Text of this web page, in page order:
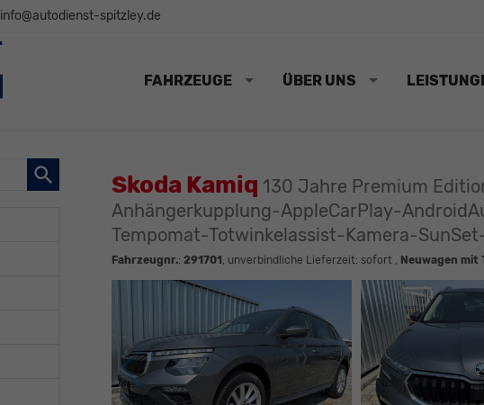
info@autodienst-spitzley.de
FAHRZEUGE ÜBER UNS
Skoda Kamiq 130 Jahre Premium
Anhängerkupplung-AppleCarPlay-
Tempomat-Totwinkelassist-Kamera-
Fahrzeugnr.: 291701, unverbindliche Lieferzeit: sofort , Neuwagen mit